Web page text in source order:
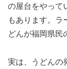
の屋台をやって
もあります。ラ
どんが福岡県民
実は、うどんの